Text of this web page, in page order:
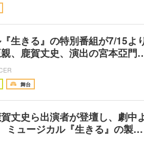
生きる』の特別番組が7/15よ
、鹿賀丈史、演出の宮本亞門
舞台
丈史ら出演者が登壇し、劇中
ミュージカル『生きる』の製…